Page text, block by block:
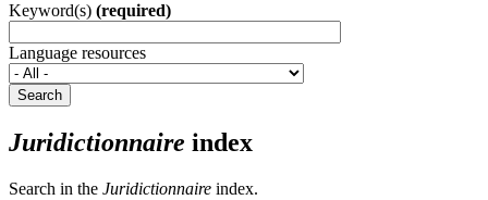
Keyword(s) (required)
Language resources
Search
Juridictionnaire index
Search in the Juridictionnaire index.